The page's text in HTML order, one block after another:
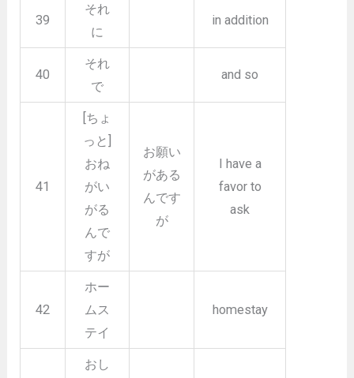
39
それ
に
in addition
40
それ
で
and so
41
[ちょ
っと]
おね
がい
がる
んで
すが
お願い
がある
んです
が
I have a
favor to
ask
42
ホー
ムス
テイ
homestay
おし